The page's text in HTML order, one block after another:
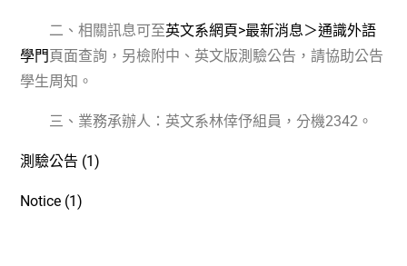
二、相關訊息可至英文系網頁>最新消息＞通識外語
學門頁面查詢，另檢附中、英文版測驗公告，請協助公告
學生周知。
三、業務承辦人：英文系林倖伃組員，分機2342 。
測驗公告 (1)
Notice (1)